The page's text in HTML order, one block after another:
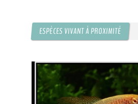
ESPÈCES VIVANT À PROXIMITÉ